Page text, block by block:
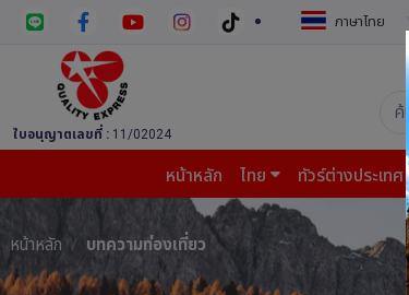
ภาษาไทย
ใบอนุญาตเลขที่ : 11/02024
หน้าหลัก ไทย ทัวร์ต่างประเทศ
หน้าหลัก บทความท่องเที่ยว